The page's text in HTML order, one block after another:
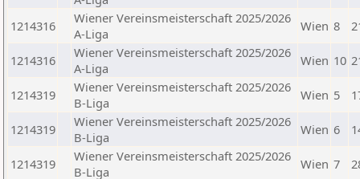
1214316
Wiener Vereinsmeisterschaft 2025/2026
A-Liga
Wien 8
1214316
Wiener Vereinsmeisterschaft 2025/2026
A-Liga
Wien 10
1214319
Wiener Vereinsmeisterschaft 2025/2026
B-Liga
Wien 5
1214319
Wiener Vereinsmeisterschaft 2025/2026
B-Liga
Wien 6
1214319
Wiener Vereinsmeisterschaft 2025/2026
B-Liga
Wien 7